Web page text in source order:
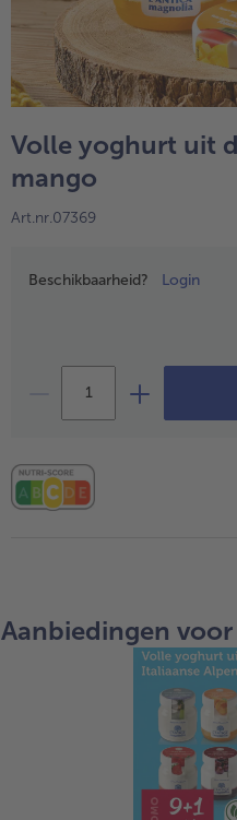
- 5 € bij
Volle yoghurt uit
mango
Art.nr.07369
Prijsopgave
Beschikbaarheid? Login
Aanbiedingen